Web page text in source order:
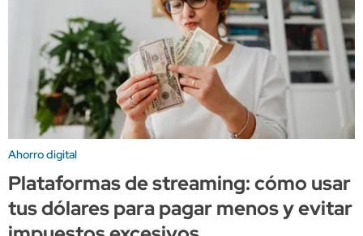
Ahorro digital
Plataformas de streaming: cómo usar
tus dólares para pagar menos y evitar